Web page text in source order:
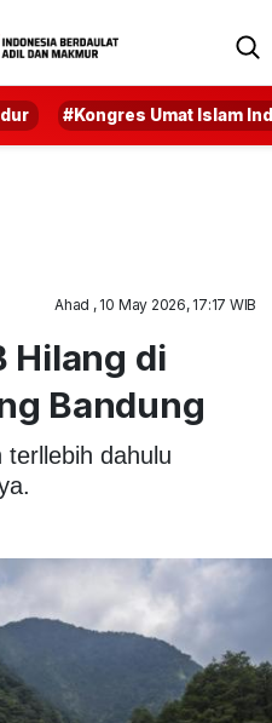
#Kongres Umat Islam
Ahad , 10 May 2026, 17:17 WIB
Hilang di
Bandung
dahulu